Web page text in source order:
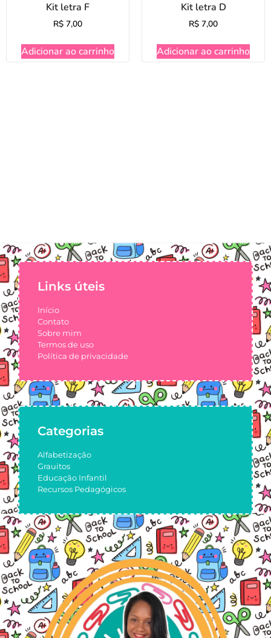
Kit letra F
R$ 7,00
Adicionar ao carrinho
Kit letra D
R$ 7,00
Adicionar ao carrinho
Links úteis
Início
Contato
Sobre mim
Termos de uso
Política de privacidade
Categorias
Alfabetização
Grauitos
Educação Infantil
Recursos Pedagógicos